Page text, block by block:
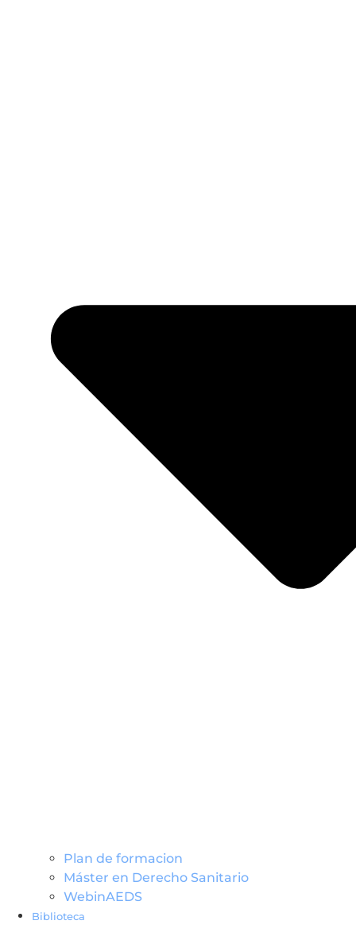
Plan de formacion
Máster en Derecho Sanitario
WebinAEDS
Biblioteca